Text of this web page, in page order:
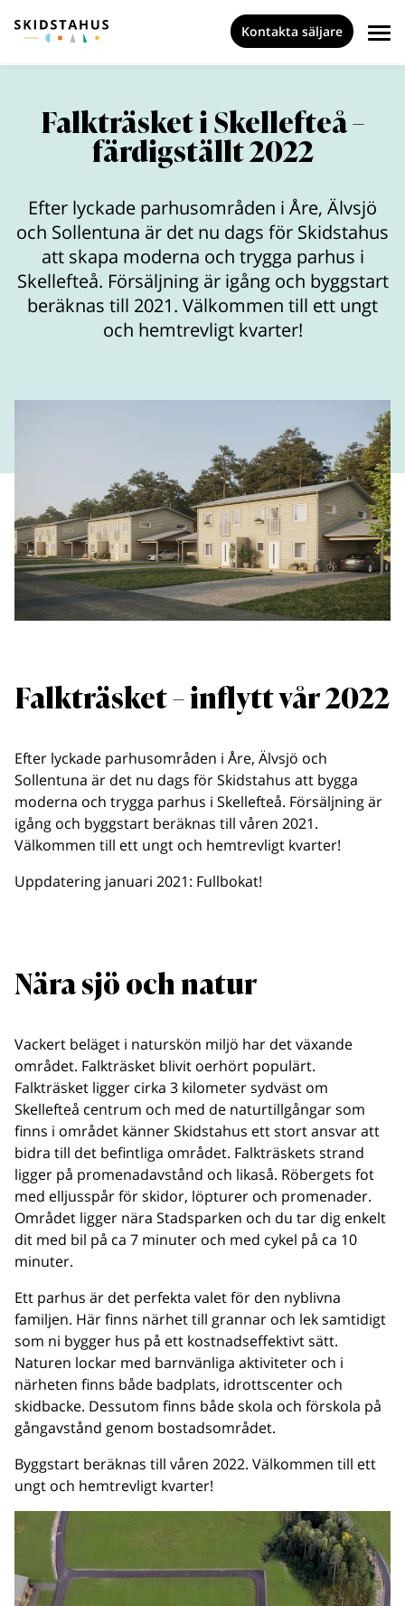
Kontakta säljare
Falkträsket i Skellefteå –
färdigställt 2022
Efter lyckade parhusområden i Åre, Älvsjö
och Sollentuna är det nu dags för Skidstahus
att skapa moderna och trygga parhus i
Skellefteå. Försäljning är igång och byggstart
beräknas till 2021. Välkommen till ett ungt
och hemtrevligt kvarter!
Falkträsket – inflytt vår 2022
Efter lyckade parhusområden i Åre, Älvsjö och
Sollentuna är det nu dags för Skidstahus att bygga
moderna och trygga parhus i Skellefteå. Försäljning är
igång och byggstart beräknas till våren 2021.
Välkommen till ett ungt och hemtrevligt kvarter!
Uppdatering januari 2021: Fullbokat!
Nära sjö och natur
Vackert beläget i naturskön miljö har det växande
området. Falkträsket blivit oerhört populärt.
Falkträsket ligger cirka 3 kilometer sydväst om
Skellefteå centrum och med de naturtillgångar som
finns i området känner Skidstahus ett stort ansvar att
bidra till det befintliga området. Falkträskets strand
ligger på promenadavstånd och likaså. Röbergets fot
med elljusspår för skidor, löpturer och promenader.
Området ligger nära Stadsparken och du tar dig enkelt
dit med bil på ca 7 minuter och med cykel på ca 10
minuter.
Ett parhus är det perfekta valet för den nyblivna
familjen. Här finns närhet till grannar och lek samtidigt
som ni bygger hus på ett kostnadseffektivt sätt.
Naturen lockar med barnvänliga aktiviteter och i
närheten finns både badplats, idrottscenter och
skidbacke. Dessutom finns både skola och förskola på
gångavstånd genom bostadsområdet.
Byggstart beräknas till våren 2022. Välkommen till ett
ungt och hemtrevligt kvarter!